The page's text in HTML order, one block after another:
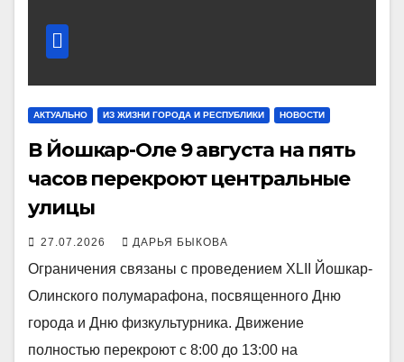
АКТУАЛЬНО ИЗ ЖИЗНИ ГОРОДА И РЕСПУБЛИКИ НОВОСТИ
В Йошкар-Оле 9 августа на пять
часов перекроют центральные
улицы
27.07.2026 ДАРЬЯ БЫКОВА
Ограничения связаны с проведением XLII Йошкар-
Олинского полумарафона, посвященного Дню
города и Дню физкультурника. Движение
полностью перекроют с 8:00 до 13:00 на